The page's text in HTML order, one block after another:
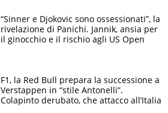
“Sinner e Djokovic sono ossessionati”, la
rivelazione di Panichi. Jannik, ansia per
il ginocchio e il rischio agli US Open
F1, la Red Bull prepara la successione a
Verstappen in “stile Antonelli”.
Colapinto derubato, che attacco all’Italia